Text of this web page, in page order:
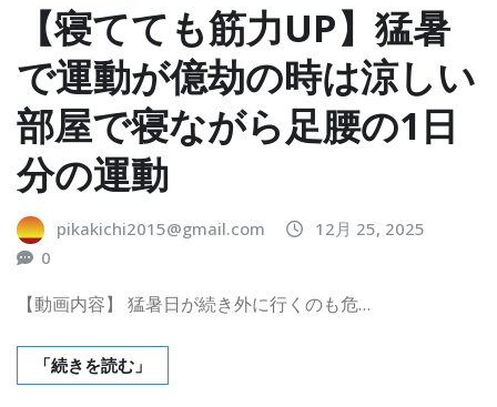
【寝てても筋力UP】猛暑
で運動が億劫の時は涼しい
部屋で寝ながら足腰の1日
分の運動
pikakichi2015@gmail.com
12月 25, 2025
0
【動画内容】 猛暑日が続き外に行くのも危…
「続きを読む」